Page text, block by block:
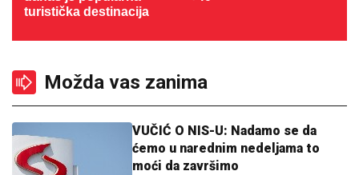
turistička destinacija
Možda vas zanima
VUČIĆ O NIS-U: Nadamo se da
ćemo u narednim nedeljama to
moći da završimo